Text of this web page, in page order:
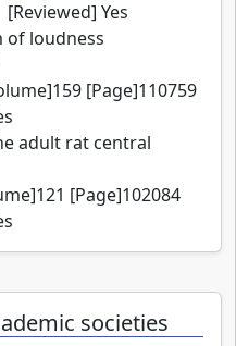
Yes
of loudness
[Page]110759
adult rat central
[Page]102084
societies